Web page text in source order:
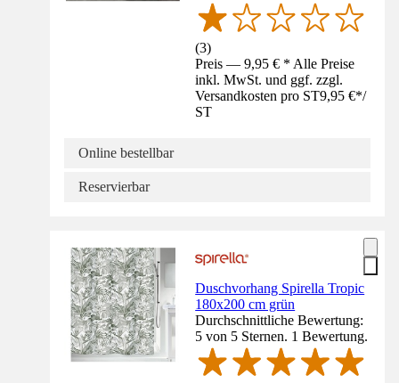
(3)
Preis — 9,95 € * Alle Preise
inkl. MwSt. und ggf. zzgl.
Versandkosten pro ST9,95 €*/
ST
Online bestellbar
Reservierbar
Duschvorhang Spirella Tropic
180x200 cm grün
Durchschnittliche Bewertung:
5 von 5 Sternen. 1 Bewertung.